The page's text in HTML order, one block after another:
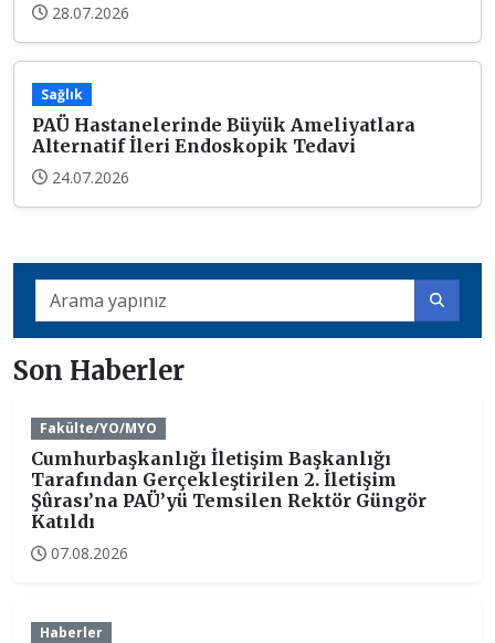
28.07.2026
Sağlık
PAÜ Hastanelerinde Büyük Ameliyatlara
Alternatif İleri Endoskopik Tedavi
24.07.2026
Son Haberler
Fakülte/YO/MYO
Cumhurbaşkanlığı İletişim Başkanlığı
Tarafından Gerçekleştirilen 2. İletişim
Şûrası’na PAÜ’yü Temsilen Rektör Güngör
Katıldı
07.08.2026
Haberler